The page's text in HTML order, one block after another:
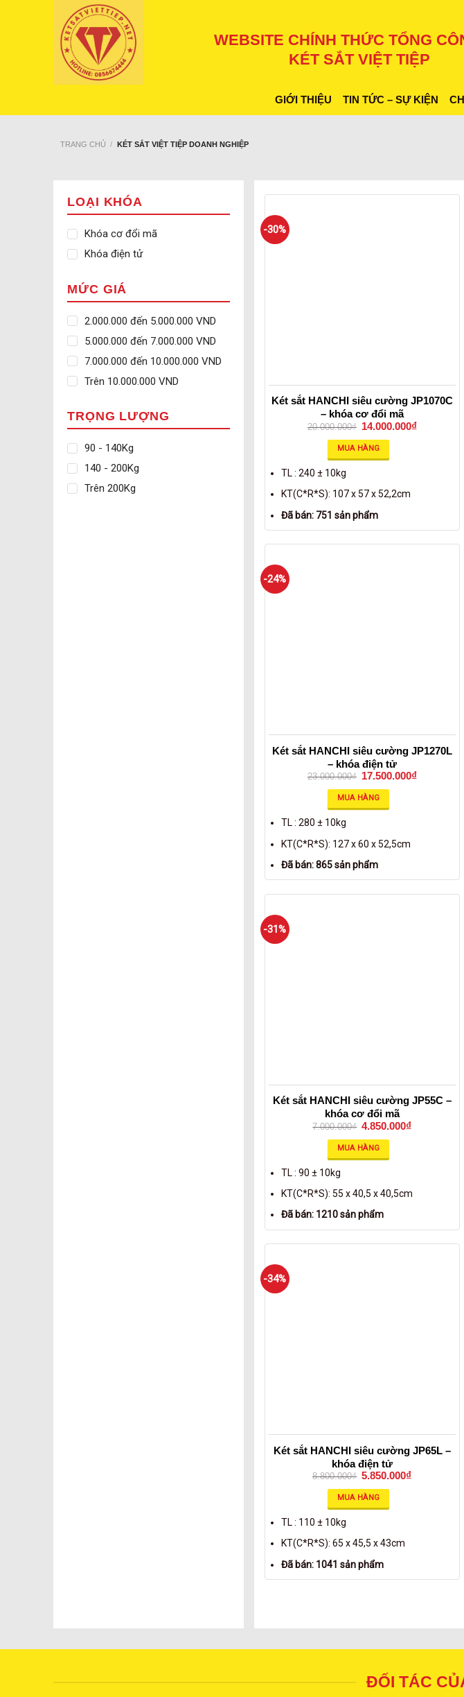
WEBSITE CHÍNH THỨC TỔNG
KÉT SẮT VIỆT TIỆP
GIỚI THIỆU TIN TỨC – SỰ KIỆN
TRANG CHỦ / KÉT SẮT VIỆT TIỆP DOANH NGHIỆP
LOẠI KHÓA
Khóa cơ đổi mã
Khóa điện tử
MỨC GIÁ
2.000.000 đến 5.000.000 VND
5.000.000 đến 7.000.000 VND
7.000.000 đến 10.000.000 VND
Trên 10.000.000 VND
TRỌNG LƯỢNG
90 - 140Kg
140 - 200Kg
Trên 200Kg
-30%
Két sắt HANCHI siêu cường JP1070C
– khóa cơ đổi mã
20.000.000₫ 14.000.000₫
MUA HÀNG
TL : 240 ± 10kg
KT(C*R*S): 107 x 57 x 52,2cm
Đã bán: 751 sản phẩm
-24%
Két sắt HANCHI siêu cường JP1270L
– khóa điện tử
23.000.000₫ 17.500.000₫
MUA HÀNG
TL : 280 ± 10kg
KT(C*R*S): 127 x 60 x 52,5cm
Đã bán: 865 sản phẩm
-31%
Két sắt HANCHI siêu cường JP55C –
khóa cơ đổi mã
7.000.000₫ 4.850.000₫
MUA HÀNG
TL : 90 ± 10kg
KT(C*R*S): 55 x 40,5 x 40,5cm
Đã bán: 1210 sản phẩm
-34%
Két sắt HANCHI siêu cường JP65L –
khóa điện tử
8.800.000₫ 5.850.000₫
MUA HÀNG
TL : 110 ± 10kg
KT(C*R*S): 65 x 45,5 x 43cm
Đã bán: 1041 sản phẩm
ĐỐI TÁC